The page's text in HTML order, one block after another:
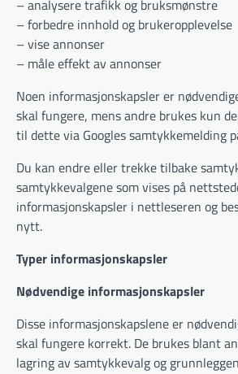
– analysere trafikk og bruksmønstre
– forbedre innhold og brukeropplevelse
– vise annonser
– måle effekt av annonser
Noen informasjonskapsler er
skal fungere, mens andre brukes kun
til dette via Googles samtykkemelding
Du kan endre eller trekke tilbake
samtykkevalgene som vises på
informasjonskapsler i nettleseren og
nytt.
Typer informasjonskapsler
Nødvendige informasjonskapsler
Disse informasjonskapslene er
skal fungere korrekt. De brukes blant
lagring av samtykkevalg og